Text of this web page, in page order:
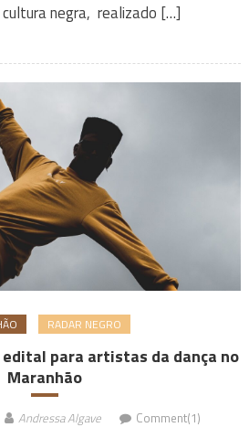
negra, realizado […]
RADAR NEGRO
para artistas da dança no
Maranhão
Andressa Algave Comment(1)